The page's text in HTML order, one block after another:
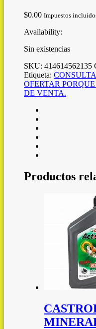
$0.00 Impuestos
Availability:
Sin existencias
SKU: 414614562135
Etiqueta:
OFERTAR
DE VENTA.
Productos